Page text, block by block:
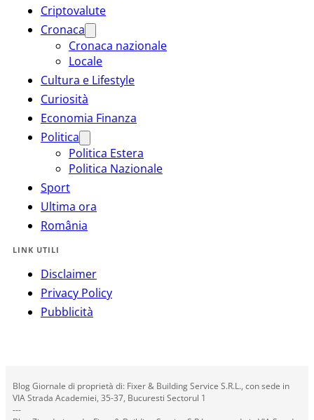
Criptovalute
Cronaca
Cronaca nazionale
Locale
Cultura e Lifestyle
Curiosità
Economia Finanza
Politica
Politica Estera
Politica Nazionale
Sport
Ultima ora
România
LINK UTILI
Disclaimer
Privacy Policy
Pubblicità
Blog Giornale di proprietà di: Fixer & Building Service S.R.L., con sede in
VIA Strada Academiei, 35-37, Bucuresti Sectorul 1
---